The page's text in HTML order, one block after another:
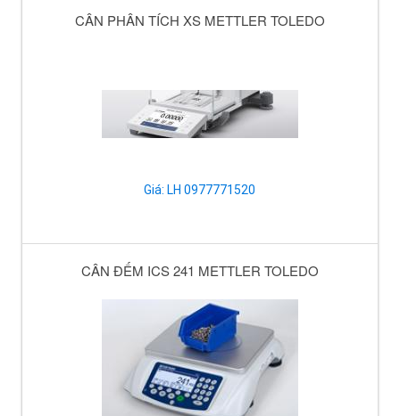
CÂN PHÂN TÍCH XS METTLER TOLEDO
Giá: LH 0977771520
CÂN ĐẾM ICS 241 METTLER TOLEDO